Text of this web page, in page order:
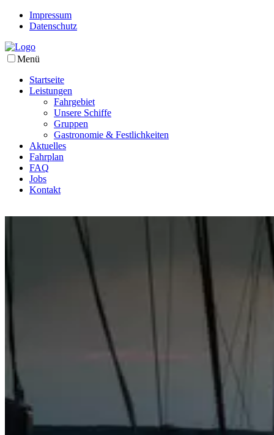
Impressum
Datenschutz
Menü
Startseite
Leistungen
Fahrgebiet
Unsere Schiffe
Gruppen
Gastronomie & Festlichkeiten
Aktuelles
Fahrplan
FAQ
Jobs
Kontakt